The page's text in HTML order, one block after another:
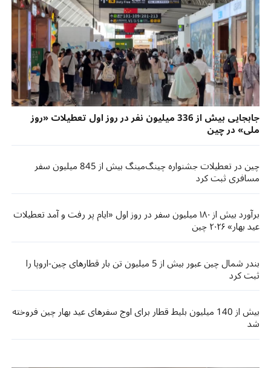
جابجایی بیش از 336 میلیون نفر در روز اول تعطیلات «روز
ملی» در چین
چین در تعطیلات جشنواره چینگ‌مینگ بیش از 845 میلیون سفر
مسافری ثبت کرد
برآورد بیش از ۱۸۰ میلیون سفر در روز اول «ایام پر رفت و آمد تعطیلات
عید بهار» ۲۰۲۶ چین
بندر شمال چین عبور بیش از 5 میلیون تن بار قطارهای چین-اروپا را
ثبت کرد
بیش از 140 میلیون بلیط قطار برای اوج سفرهای عید بهار چین فروخته
شد